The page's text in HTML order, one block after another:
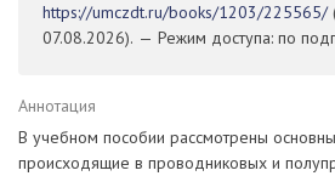
https://umczdt.ru/books/1203/225565/
07.08.2026). — Режим доступа: по
Аннотация
В учебном пособии рассмотрены
происходящие в проводниковых и